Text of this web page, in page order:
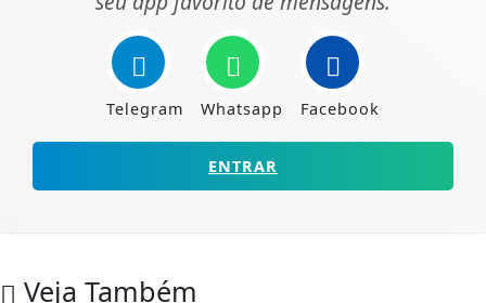
Telegram Whatsapp Facebook
ENTRAR
Veja Também